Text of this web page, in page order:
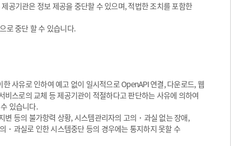
공기관은 정보 제공을 중단할 수 있으며, 적법한 조치를 포함한
로 중단 할 수 있습니다.
사유로 인하여 예고 없이 일시적으로 OpenAPI 연결, 다운로드, 웹
스로의 교체 등 제공기관이 적절하다고 판단하는 사유에 의하여
있습니다.
등의 불가항력 상황, 시스템관리자의 고의・과실 없는 장애,
・과실로 인한 시스템중단 등의 경우에는 통지하지 못할 수